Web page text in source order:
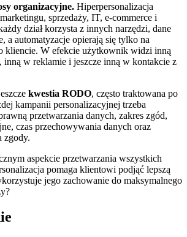
organizacyjne. Hiperpersonalizacja
sprzedaży, IT, e-commerce i
dział korzysta z innych narzędzi, dane
a automatyzacje opierają się tylko na
kliencie. W efekcie użytkownik widzi inną
inną w reklamie i jeszcze inną w kontakcie z
kwestia RODO, często traktowana po
kampanii personalizacyjnej trzeba
przetwarzania danych, zakres zgód,
czas przechowywania danych oraz
zgody.
aspekcie przetwarzania wszystkich
pomaga klientowi podjąć lepszą
jego zachowanie do maksymalnego